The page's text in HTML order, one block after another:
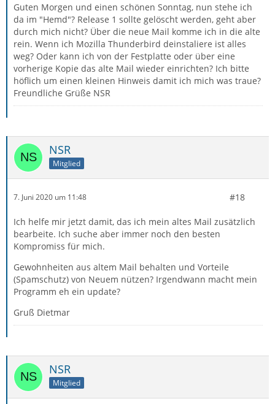
Guten Morgen und einen schönen Sonntag, nun stehe ich
da im "Hemd"? Release 1 sollte gelöscht werden, geht aber
durch mich nicht? Über die neue Mail komme ich in die alte
rein. Wenn ich Mozilla Thunderbird deinstaliere ist alles
weg? Oder kann ich von der Festplatte oder über eine
vorherige Kopie das alte Mail wieder einrichten? Ich bitte
höflich um einen kleinen Hinweis damit ich mich was traue?
Freundliche Grüße NSR
NSR
Mitglied
7. Juni 2020 um 11:48 #18
Ich helfe mir jetzt damit, das ich mein altes Mail zusätzlich
bearbeite. Ich suche aber immer noch den besten
Kompromiss für mich.
Gewohnheiten aus altem Mail behalten und Vorteile
(Spamschutz) von Neuem nützen? Irgendwann macht mein
Programm eh ein update?
Gruß Dietmar
NSR
Mitglied